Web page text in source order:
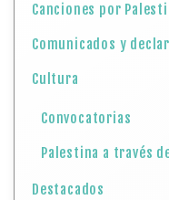
Canciones por
Comunicados y
Cultura
Convocatorias
Palestina a través
Destacados